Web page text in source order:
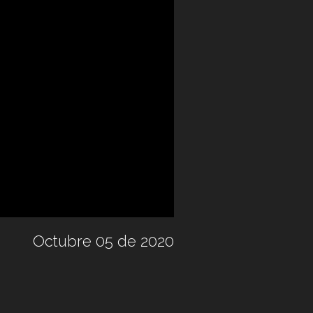
Octubre 05 de 2020